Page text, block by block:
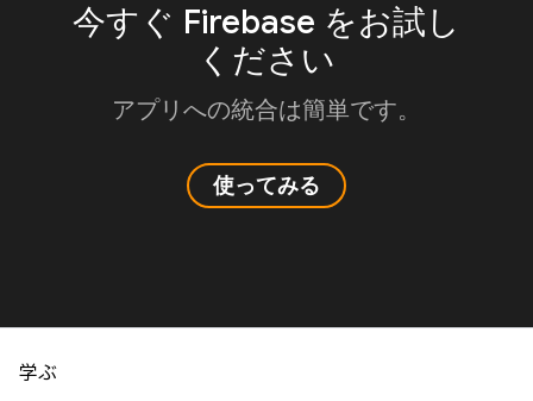
今すぐ Firebase をお試し
ください
アプリへの統合は簡単です。
使ってみる
学ぶ